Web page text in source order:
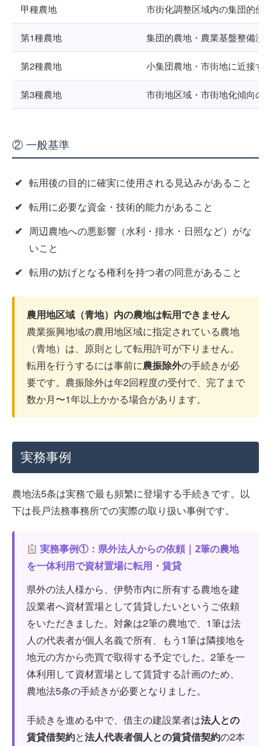
甲種農地 市街化調整区域内の集団的優
第1種農地 集団的農地・農業基盤整備済
第2種農地 小集団農地・市街地に近接す
第3種農地 市街地区域・市街地化傾向の
② 一般基準
転用後の目的に確実に使用される見込みがあること
転用に必要な資金・技術的能力があること
周辺農地への悪影響（水利・排水・日照など）がな
いこと
転用の妨げとなる権利を持つ者の同意があること
農用地区域（青地）内の農地は転用できません
農業振興地域の農用地区域に指定されている農地
（青地）は、原則として転用許可が下りません。
転用を行うするには事前に農振除外の手続きが必
要です。農振除外は年2回程度の受付で、完了まで
数か月〜1年以上かかる場合があります。
実務事例
農地法5条は実務で最も頻繁に登場する手続きです。以
下は長戸法務事務所での実際の取り扱い事例です。
実務事例①：県外法人からの依頼｜2筆の農地
を一体利用で資材置場に転用・賃貸
県外の法人様から、伊勢市内に所有する農地を建
設業者へ資材置場として賃貸したいというご依頼
をいただきました。対象は2筆の農地で、1筆は法
人の代表者が個人名義で所有、もう1筆は隣接地を
地元の方から売買で取得する予定でした。2筆を一
体利用して資材置場として賃貸する計画のため、
農地法5条の手続きが必要となりました。
手続きを進める中で、借主の建設業者は法人との
賃貸借契約と法人代表者個人との賃貸借契約の2本